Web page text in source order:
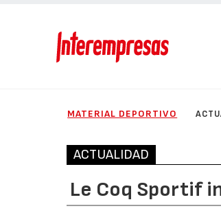
MATERIAL DEPORTIVO
ACTUALIDAD
Le Coq Sportif